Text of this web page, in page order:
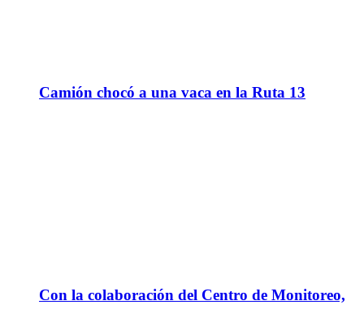
Camión chocó a una vaca en la Ruta 13
Con la colaboración del Centro de Monitoreo,